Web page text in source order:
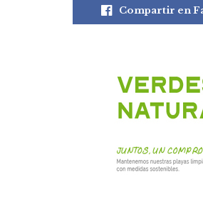
Compartir en